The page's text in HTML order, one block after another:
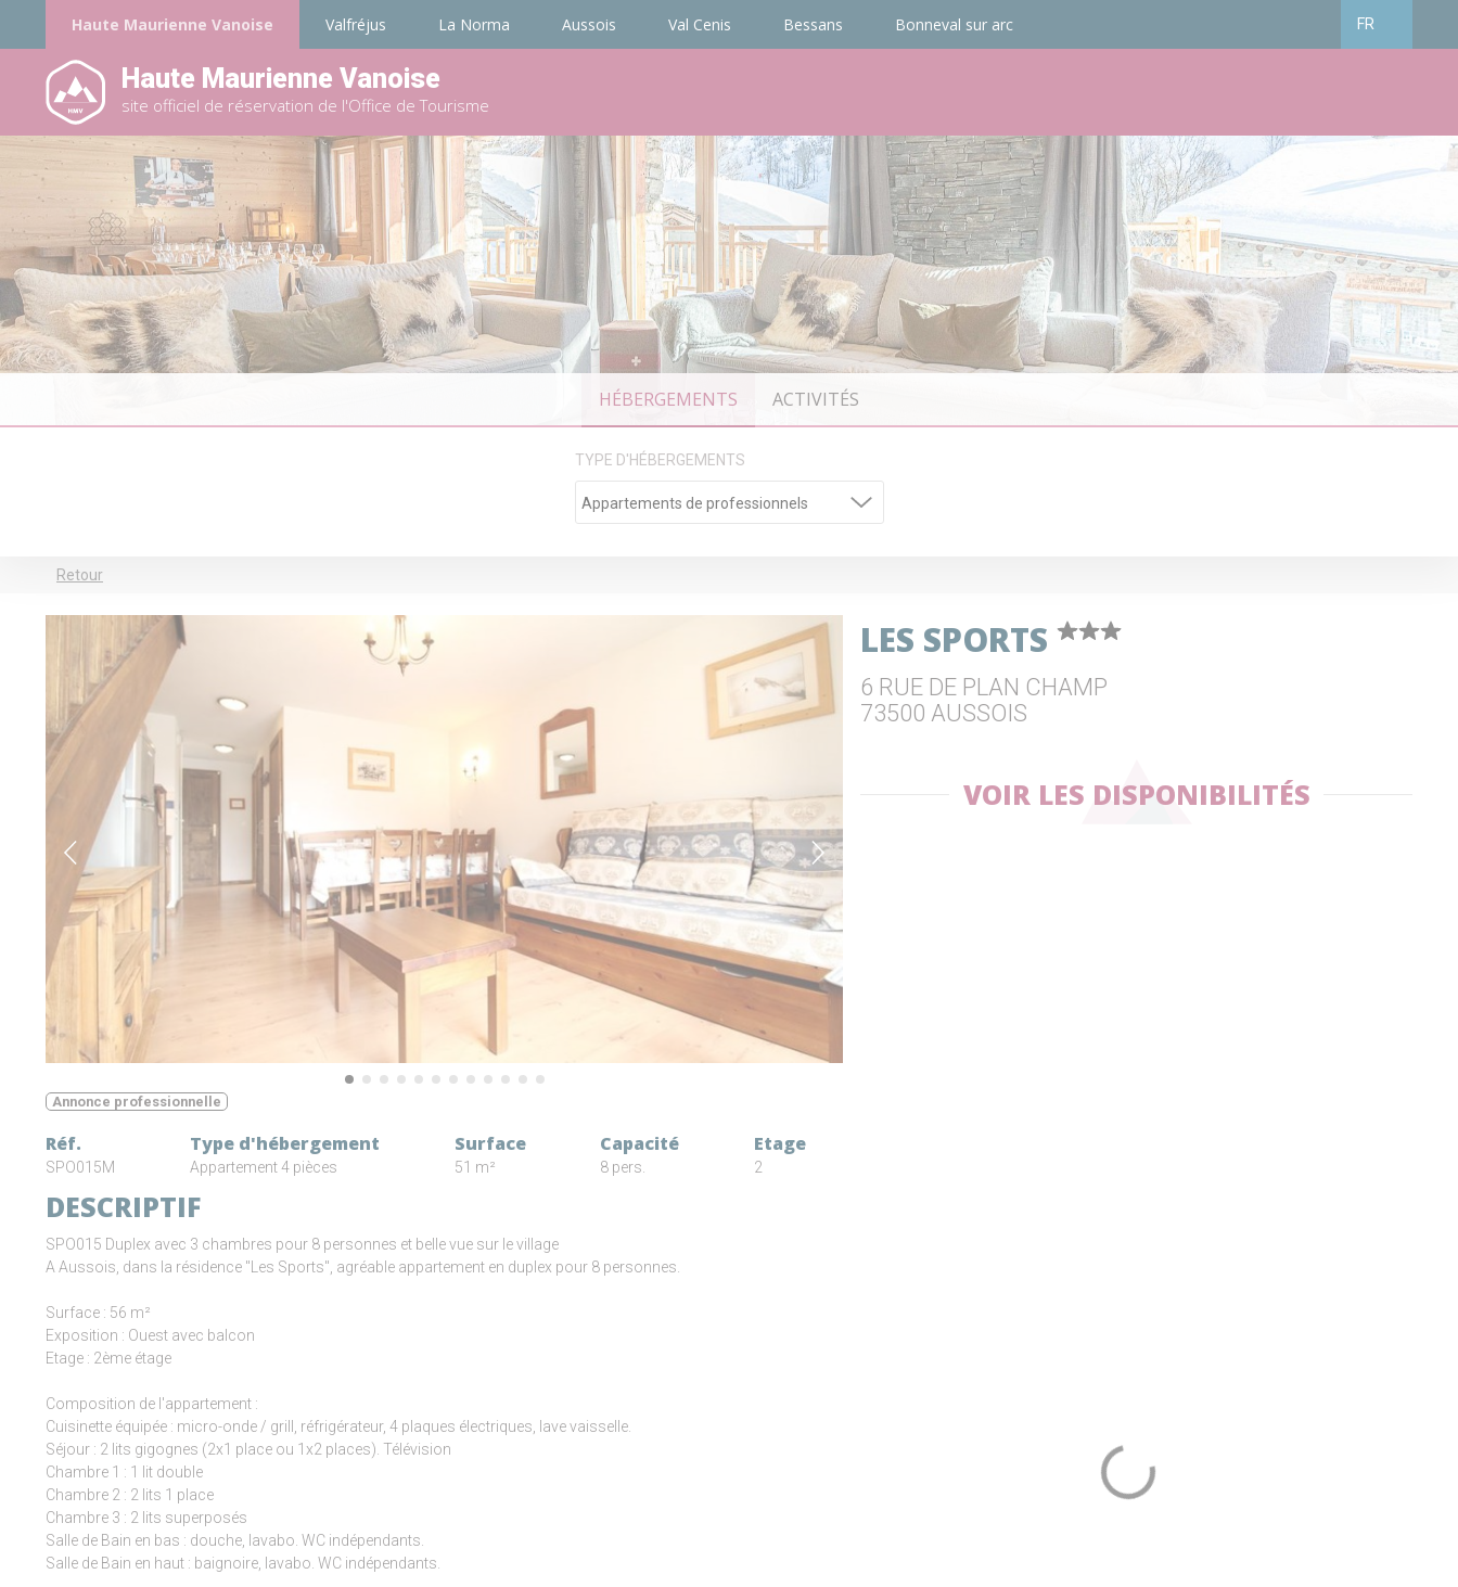
Haute Maurienne Vanoise Valfréjus La Norma Aussois Val Cenis Bessans Bonneval sur arc FR
Haute Maurienne Vanoise
site officiel de réservation de l'Office de Tourisme
HÉBERGEMENTS ACTIVITÉS
TYPE D'HÉBERGEMENTS
Retour
Annonce professionnelle
Réf.
SPO015M
Type d'hébergement
Appartement 4 pièces
Surface
51 m²
Capacité
8 pers.
Etage
2
DESCRIPTIF
SPO015 Duplex avec 3 chambres pour 8 personnes et belle vue sur le village
A Aussois, dans la résidence "Les Sports", agréable appartement en duplex pour 8 personnes.
Surface : 56 m²
Exposition : Ouest avec balcon
Etage : 2ème étage
Composition de l'appartement :
Cuisinette équipée : micro-onde / grill, réfrigérateur, 4 plaques électriques, lave vaisselle.
Séjour : 2 lits gigognes (2x1 place ou 1x2 places). Télévision
Chambre 1 : 1 lit double
Chambre 2 : 2 lits 1 place
Chambre 3 : 2 lits superposés
Salle de Bain en bas : douche, lavabo. WC indépendants.
Salle de Bain en haut : baignoire, lavabo. WC indépendants.
LES SPORTS
6 RUE DE PLAN CHAMP
73500 AUSSOIS
VOIR LES DISPONIBILITÉS